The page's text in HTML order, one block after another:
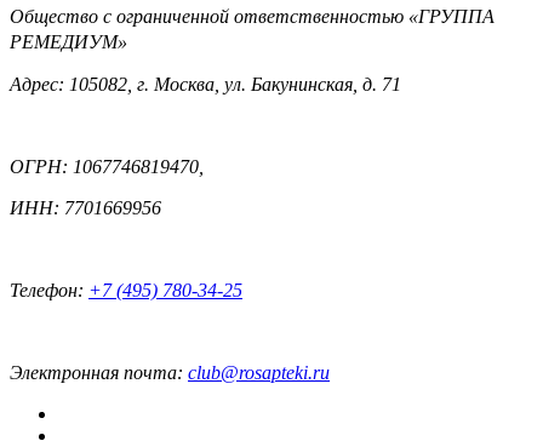
Общество с ограниченной ответственностью «ГРУППА
РЕМЕДИУМ»
Адрес: 105082, г. Москва, ул. Бакунинская, д. 71
ОГРН: 1067746819470,
ИНН: 7701669956
Телефон: +7 (495) 780-34-25
Электронная почта: club@rosapteki.ru